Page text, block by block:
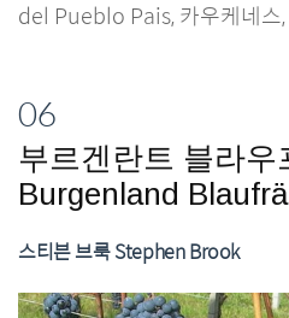
del Pueblo Pais, 카우케네스
06
부르겐란트 블라우
Burgenland
스티븐 브룩 Stephen Brook